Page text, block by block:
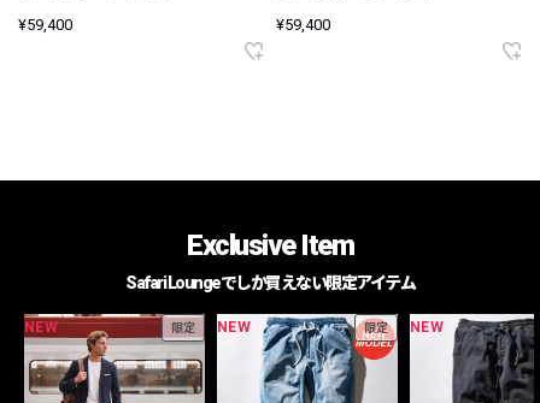
¥59,400 ¥59,400
Exclusive Item
Safari Loungeでしか買えない限定アイテム
NEW 限定 NEW 限定 NEW